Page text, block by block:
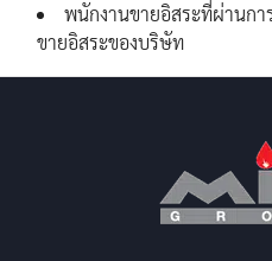
พนักงานขายอิสระที่ผ่านกา
ขายอิสระของบริษัท